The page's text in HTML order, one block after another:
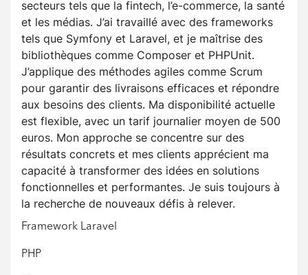
secteurs tels que la fintech, l’e-commerce, la santé
et les médias. J’ai travaillé avec des frameworks
tels que Symfony et Laravel, et je maîtrise des
bibliothèques comme Composer et PHPUnit.
J’applique des méthodes agiles comme Scrum
pour garantir des livraisons efficaces et répondre
aux besoins des clients. Ma disponibilité actuelle
est flexible, avec un tarif journalier moyen de 500
euros. Mon approche se concentre sur des
résultats concrets et mes clients apprécient ma
capacité à transformer des idées en solutions
fonctionnelles et performantes. Je suis toujours à
la recherche de nouveaux défis à relever.
Framework Laravel
PHP